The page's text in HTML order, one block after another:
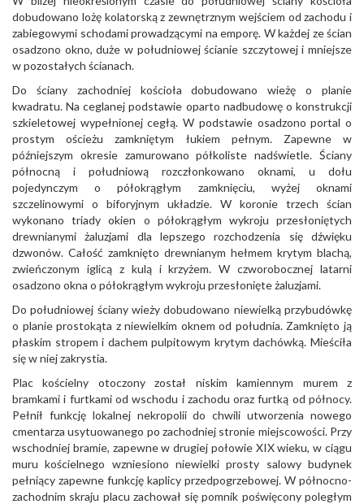
dobudowano lożę kolatorską z zewnętrznym wejściem od zachodu i
zabiegowymi schodami prowadzącymi na emporę. W każdej ze ścian
osadzono okno, duże w południowej ścianie szczytowej i mniejsze
w pozostałych ścianach.
Do ściany zachodniej kościoła dobudowano wieżę o planie
kwadratu. Na ceglanej podstawie oparto nadbudowę o konstrukcji
szkieletowej wypełnionej cegłą. W podstawie osadzono portal o
prostym ościeżu zamkniętym łukiem pełnym. Zapewne w
późniejszym okresie zamurowano półkoliste nadświetle. Ściany
północną i południową rozczłonkowano oknami, u dołu
pojedynczym o półokrągłym zamknięciu, wyżej oknami
szczelinowymi o biforyjnym układzie. W koronie trzech ścian
wykonano triady okien o półokrągłym wykroju przesłoniętych
drewnianymi żaluzjami dla lepszego rozchodzenia się dźwięku
dzwonów. Całość zamknięto drewnianym hełmem krytym blachą,
zwieńczonym iglicą z kulą i krzyżem. W czworobocznej latarni
osadzono okna o półokrągłym wykroju przesłonięte żaluzjami.
Do południowej ściany wieży dobudowano niewielką przybudówkę
o planie prostokąta z niewielkim oknem od południa. Zamknięto ją
płaskim stropem i dachem pulpitowym krytym dachówką. Mieściła
się w niej zakrystia.
Plac kościelny otoczony został niskim kamiennym murem z
bramkami i furtkami od wschodu i zachodu oraz furtką od północy.
Pełnił funkcję lokalnej nekropolii do chwili utworzenia nowego
cmentarza usytuowanego po zachodniej stronie miejscowości. Przy
wschodniej bramie, zapewne w drugiej połowie XIX wieku, w ciągu
muru kościelnego wzniesiono niewielki prosty salowy budynek
pełniący zapewne funkcję kaplicy przedpogrzebowej. W północno-
zachodnim skraju placu zachował się pomnik poświęcony poległym